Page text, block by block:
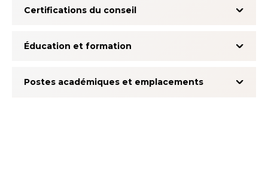
Certifications du conseil
Éducation et formation
Postes académiques et emplacements